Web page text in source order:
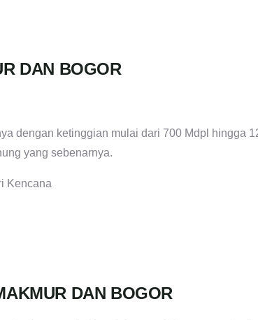
DAN BOGOR
dengan ketinggian mulai dari 700 Mdpl hingga
yang sebenarnya.
Kencana
DAN BOGOR